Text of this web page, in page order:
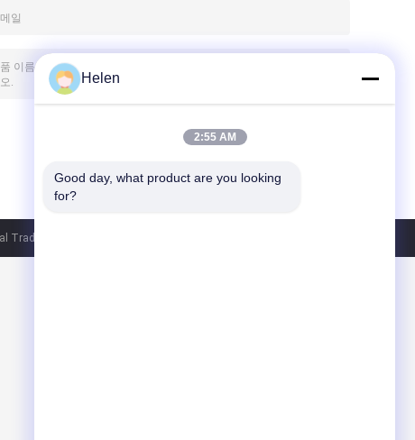
Co., Ltd. All Rights Reserved.
Helen
2:55 AM
Good day, what product are you looking
for?